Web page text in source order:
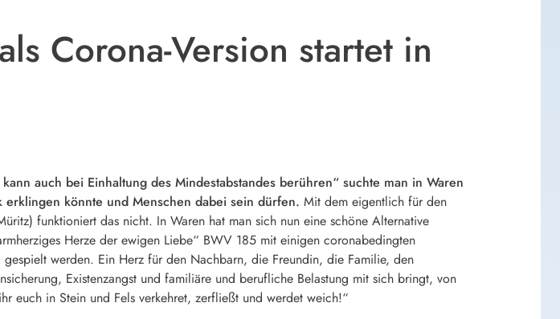
Corona-Version startet in
auch bei Einhaltung des Mindestabstandes berühren“ suchte man in Waren
könnte und Menschen dabei sein dürfen. Mit dem eigentlich für den
funktioniert das nicht. In Waren hat man sich nun eine schöne Alternative
Herze der ewigen Liebe“ BWV 185 mit einigen coronabedingten
gespielt werden. Ein Herz für den Nachbarn, die Freundin, die Familie, den
Existenzangst und familiäre und berufliche Belastung mit sich bringt, von
euch in Stein und Fels verkehret, zerfließt und werdet weich!“